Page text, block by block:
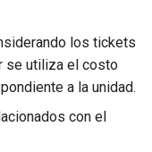
los tickets
se utiliza el costo
a la unidad.
con el